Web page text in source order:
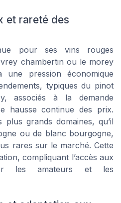
et rareté des
pour ses vins rouges
chambertin ou le morey
pression économique
typiques du pinot
associés à la demande
hausse continue des prix.
plus grands domaines, qu’il
ou de blanc bourgogne,
rares sur le marché. Cette
compliquant l’accès aux
les amateurs et les